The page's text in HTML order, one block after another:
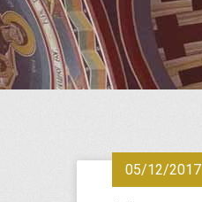
05/12/2017